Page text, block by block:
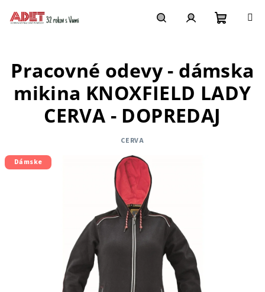
košík
Pracovné odevy - dámska
mikina KNOXFIELD LADY
CERVA - DOPREDAJ
CERVA
Dámske